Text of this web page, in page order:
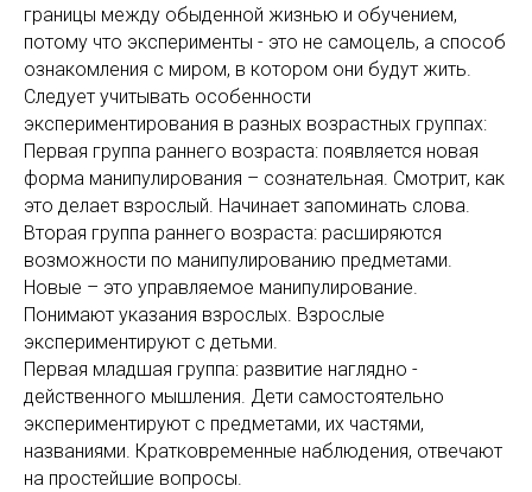
границы между обыденной жизнью и обучением,
потому что эксперименты - это не самоцель, а способ
ознакомления с миром, в котором они будут жить.
Следует учитывать особенности
экспериментирования в разных возрастных группах:
Первая группа раннего возраста: появляется новая
форма манипулирования – сознательная. Смотрит, как
это делает взрослый. Начинает запоминать слова.
Вторая группа раннего возраста: расширяются
возможности по манипулированию предметами.
Новые – это управляемое манипулирование.
Понимают указания взрослых. Взрослые
экспериментируют с детьми.
Первая младшая группа: развитие наглядно -
действенного мышления. Дети самостоятельно
экспериментируют с предметами, их частями,
названиями. Кратковременные наблюдения, отвечают
на простейшие вопросы.